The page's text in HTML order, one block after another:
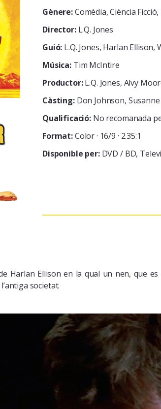
Gènere:Comèdia, Ciència
Director:L.Q. Jones
Guió: L.Q. Jones, Harlan
Música:Tim McIntire
Productor:L.Q. Jones, Alvy
Càsting:Don Johnson,
Qualificació: No recomanada
Format:Color · 16/9 · 2.35:1
Disponible per: DVD / BD
Harlan Ellison en la qual un nen, que
societat.